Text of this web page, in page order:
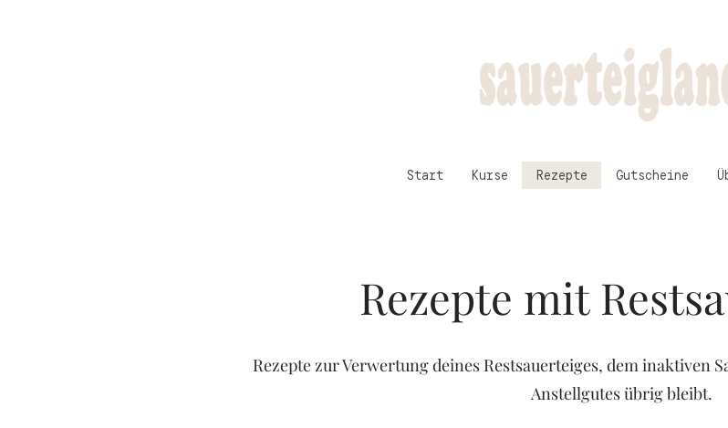
Start Kurse Rezepte Gutscheine
Rezepte mit
Rezepte zur Verwertung deines Restsauerteiges, dem inaktiven
Anstellgutes übrig bleibt.